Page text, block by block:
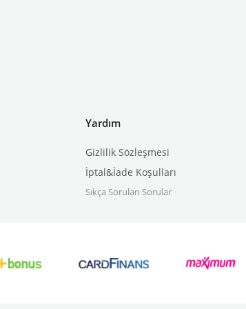
Yardım
Gizlilik Sözleşmesi
İptal&İade Koşulları
Sıkça Sorulan Sorular